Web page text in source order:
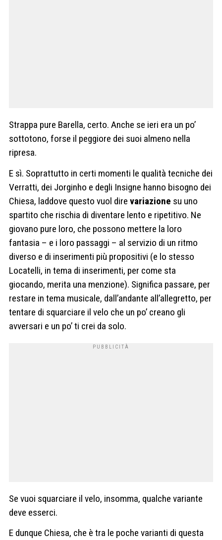
Strappa pure Barella, certo. Anche se ieri era un po’
sottotono, forse il peggiore dei suoi almeno nella
ripresa.
E sì. Soprattutto in certi momenti le qualità tecniche dei
Verratti, dei Jorginho e degli Insigne hanno bisogno dei
Chiesa, laddove questo vuol dire variazione su uno
spartito che rischia di diventare lento e ripetitivo. Ne
giovano pure loro, che possono mettere la loro
fantasia – e i loro passaggi – al servizio di un ritmo
diverso e di inserimenti più propositivi (e lo stesso
Locatelli, in tema di inserimenti, per come sta
giocando, merita una menzione). Significa passare, per
restare in tema musicale, dall’andante all’allegretto, per
tentare di squarciare il velo che un po’ creano gli
avversari e un po’ ti crei da solo.
Se vuoi squarciare il velo, insomma, qualche variante
deve esserci.
E dunque Chiesa, che è tra le poche varianti di questa